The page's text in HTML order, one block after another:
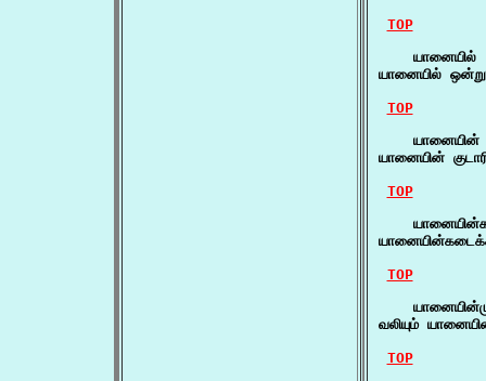
TOP
யானையில்
யானையில்
TOP
யானையின்
யானையின்
TOP
TOP
வலியும்
TOP